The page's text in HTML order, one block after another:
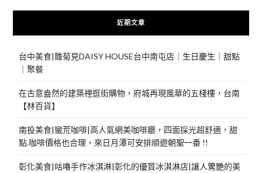
近期文章
台中美食|雛菊見DAISY HOUSE台中南屯店｜生日慶生｜甜點
｜聚餐
在古意盎然的建築裡逛街購物，府城再現風華的五棧樓，台南
【林百貨】
南投美食|蠻荒咖啡|高人氣網美咖啡廳，四面採光超舒適，甜
點.咖啡價格也合理，來日月潭可安排順遊朝聖一番 !!
彰化美食|咕嚕手作冰淇淋|彰化的優質冰淇淋店|讓人驚艷的美